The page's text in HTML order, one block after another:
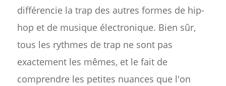
différencie la trap des autres formes de hip-
hop et de musique électronique. Bien sûr,
tous les rythmes de trap ne sont pas
exactement les mêmes, et le fait de
comprendre les petites nuances que l'on